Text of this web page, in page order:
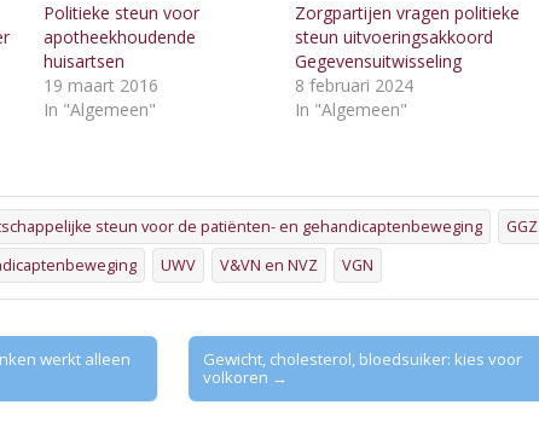
Politieke steun voor
apotheekhoudende
huisartsen
19 maart 2016
In "Algemeen"
Zorgpartijen vragen politieke
steun uitvoeringsakkoord
Gegevensuitwisseling
8 februari 2024
In "Algemeen"
steun voor de patiënten- en gehandicaptenbeweging
GGZ
UWV V&VN en NVZ VGN
werkt alleen
Gewicht, cholesterol, bloedsuiker: kies voor
volkoren →